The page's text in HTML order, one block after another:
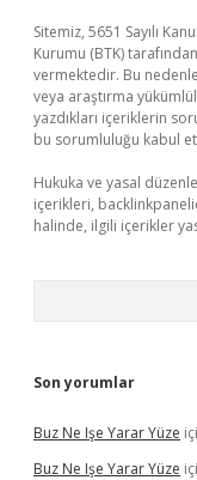
Sitemiz, 5651 Sayılı
Kurumu (BTK)
vermektedir. Bu
veya araştırma
yazdıkları içeriklerin
bu sorumluluğu kabul
Hukuka ve yasal
içerikleri,
halinde, ilgili içerikler
Son yorumlar
Buz Ne Işe Yarar Yüze
Buz Ne Işe Yarar Yüze